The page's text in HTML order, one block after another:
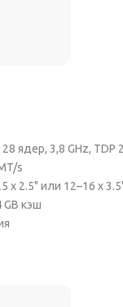
ядер, 3,8 GHz, TDP
s
2.5" или 12–16 x
GB кэш